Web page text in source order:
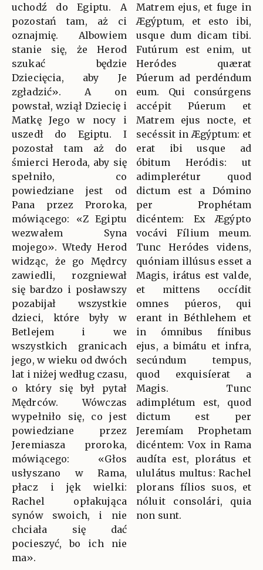
uchodź do Egiptu. A
pozostań tam, aż ci
oznajmię. Albowiem
stanie się, że Herod
szukać będzie
Dziecięcia, aby Je
zgładzić». A on
powstał, wziął Dziecię i
Matkę Jego w nocy i
uszedł do Egiptu. I
pozostał tam aż do
śmierci Heroda, aby się
spełniło, co
powiedziane jest od
Pana przez Proroka,
mówiącego: «Z Egiptu
wezwałem Syna
mojego». Wtedy Herod
widząc, że go Mędrcy
zawiedli, rozgniewał
się bardzo i posławszy
pozabijał wszystkie
dzieci, które były w
Betlejem i we
wszystkich granicach
jego, w wieku od dwóch
lat i niżej według czasu,
o który się był pytał
Mędrców. Wówczas
wypełniło się, co jest
powiedziane przez
Jeremiasza proroka,
mówiącego: «Głos
usłyszano w Rama,
płacz i jęk wielki:
Rachel opłakująca
synów swoich, i nie
chciała się dać
pocieszyć, bo ich nie
ma».
Matrem ejus, et fuge in
Ægýptum, et esto ibi,
usque dum dicam tibi.
Futúrum est enim, ut
Heródes quærat
Púerum ad perdéndum
eum. Qui consúrgens
accépit Púerum et
Matrem ejus nocte, et
secéssit in Ægýptum: et
erat ibi usque ad
óbitum Heródis: ut
adimplerétur quod
dictum est a Dómino
per Prophétam
dicéntem: Ex Ægýpto
vocávi Fílium meum.
Tunc Heródes videns,
quóniam illúsus esset a
Magis, irátus est valde,
et mittens occídit
omnes púeros, qui
erant in Béthlehem et
in ómnibus fínibus
ejus, a bimátu et infra,
secúndum tempus,
quod exquisíerat a
Magis. Tunc
adimplétum est, quod
dictum est per
Jeremíam Prophetam
dicéntem: Vox in Rama
audíta est, plorátus et
ululátus multus: Rachel
plorans fílios suos, et
nóluit consolári, quia
non sunt.